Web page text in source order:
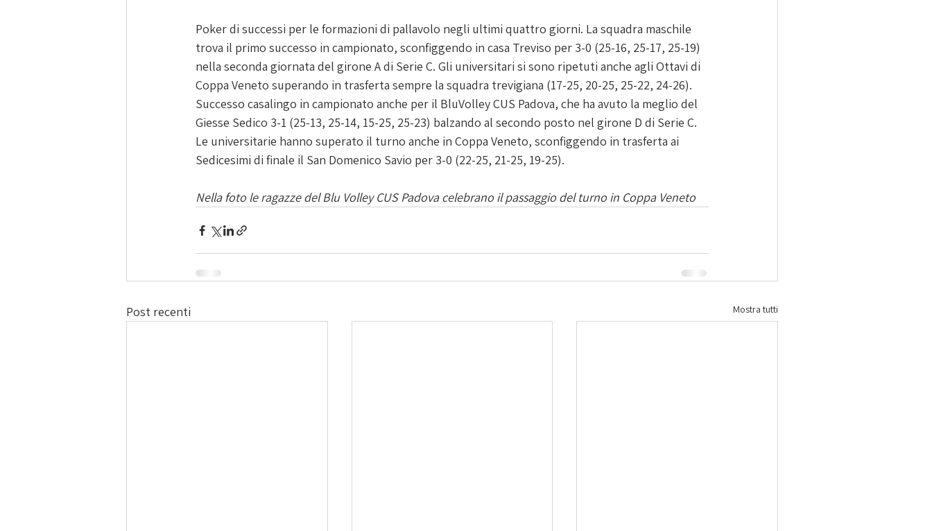
Poker di successi per le formazioni di pallavolo negli ultimi quattro giorni. La squadra maschile
trova il primo successo in campionato, sconfiggendo in casa Treviso per 3-0 (25-16, 25-17, 25-19)
nella seconda giornata del girone A di Serie C. Gli universitari si sono ripetuti anche agli Ottavi di
Coppa Veneto superando in trasferta sempre la squadra trevigiana (17-25, 20-25, 25-22, 24-26).
Successo casalingo in campionato anche per il BluVolley CUS Padova, che ha avuto la meglio del
Giesse Sedico 3-1 (25-13, 25-14, 15-25, 25-23) balzando al secondo posto nel girone D di Serie C.
Le universitarie hanno superato il turno anche in Coppa Veneto, sconfiggendo in trasferta ai
Sedicesimi di finale il San Domenico Savio per 3-0 (22-25, 21-25, 19-25).
Nella foto le ragazze del Blu Volley CUS Padova celebrano il passaggio del turno in Coppa Veneto
Post recenti Mostra tutti